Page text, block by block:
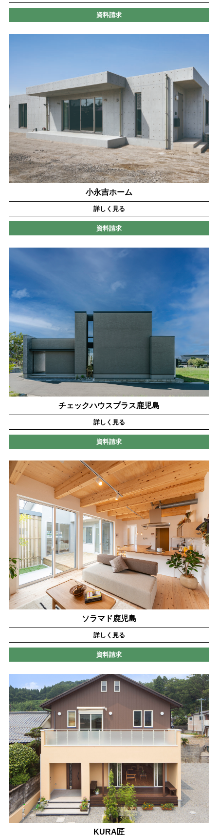
資料請求
小永吉ホーム
詳しく見る
資料請求
チェックハウスプラス鹿児島
詳しく見る
資料請求
ソラマド鹿児島
詳しく見る
資料請求
KURA匠